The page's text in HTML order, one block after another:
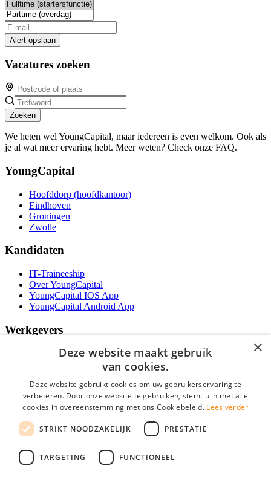
Alert opslaan
Vacatures zoeken
Zoeken
We heten wel YoungCapital, maar iedereen is even welkom. Ook als
je al wat meer ervaring hebt. Meer weten? Check onze FAQ.
YoungCapital
Hoofddorp (hoofdkantoor)
Eindhoven
Groningen
Zwolle
Kandidaten
IT-Traineeship
Over YoungCapital
YoungCapital IOS App
YoungCapital Android App
Werkgevers
Het concept
Contractvormen
Brochure aanvragen
Vacature aanmelden
F.A.Q.
Social
×
Deze website maakt gebruik
van cookies.
Deze website gebruikt cookies om uw gebruikerservaring te
verbeteren. Door onze website te gebruiken, stemt u in met alle
cookies in overeenstemming met ons Cookiebeleid. Lees verder
STRIKT NOODZAKELIJK PRESTATIE
TARGETING FUNCTIONEEL